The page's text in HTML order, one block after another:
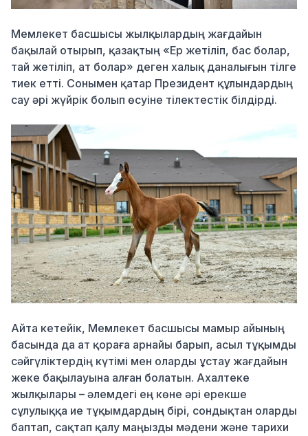
Мемлекет басшысы жылқылардың жағдайын
бақылай отырып, қазақтың «Ер жетіліп, бас болар,
тай жетіліп, ат болар» деген халық даналығын тілге
тиек етті. Сонымен қатар Президент құлындардың
сау әрі жүйрік болып өсуіне тілектестік білдірді.
Айта кетейік, Мемлекет басшысы мамыр айының
басында да ат қораға арнайы барып, асыл тұқымды
сәйгүліктердің күтімі мен оларды ұстау жағдайын
жеке бақылауына алған болатын. Ахалтеке
жылқылары – әлемдегі ең көне әрі ерекше
сұлулыққа ие тұқымдардың бірі, сондықтан оларды
баптап, сақтап қалу маңызды мәдени және тарихи